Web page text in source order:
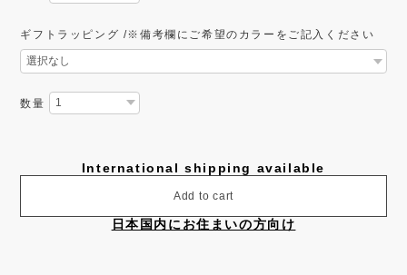
ギフトラッピング /※備考欄にご希望のカラーをご記入ください
数量
International shipping available
Add to cart
日本国内にお住まいの方向け